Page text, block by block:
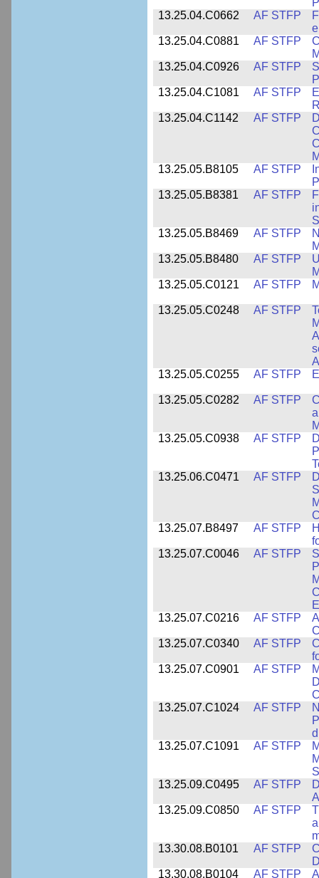
13.25.04.C0662
AF STFP
13.25.04.C0881
AF STFP
13.25.04.C0926
AF STFP
13.25.04.C1081
AF STFP
13.25.04.C1142
AF STFP
13.25.05.B8105
AF STFP
13.25.05.B8381
AF STFP
13.25.05.B8469
AF STFP
13.25.05.B8480
AF STFP
13.25.05.C0121
AF STFP
13.25.05.C0248 AF STFP
13.25.05.C0255
AF STFP
13.25.05.C0282 AF STFP
13.25.05.C0938
AF STFP
13.25.06.C0471
AF STFP
13.25.07.B8497
AF STFP
13.25.07.C0046
AF STFP
13.25.07.C0216
AF STFP
13.25.07.C0340
AF STFP
13.25.07.C0901
AF STFP
13.25.07.C1024
AF STFP
13.25.07.C1091
AF STFP
13.25.09.C0495
AF STFP
13.25.09.C0850
AF STFP
13.30.08.B0101
AF STFP
13.30.08.B0104
AF STFP